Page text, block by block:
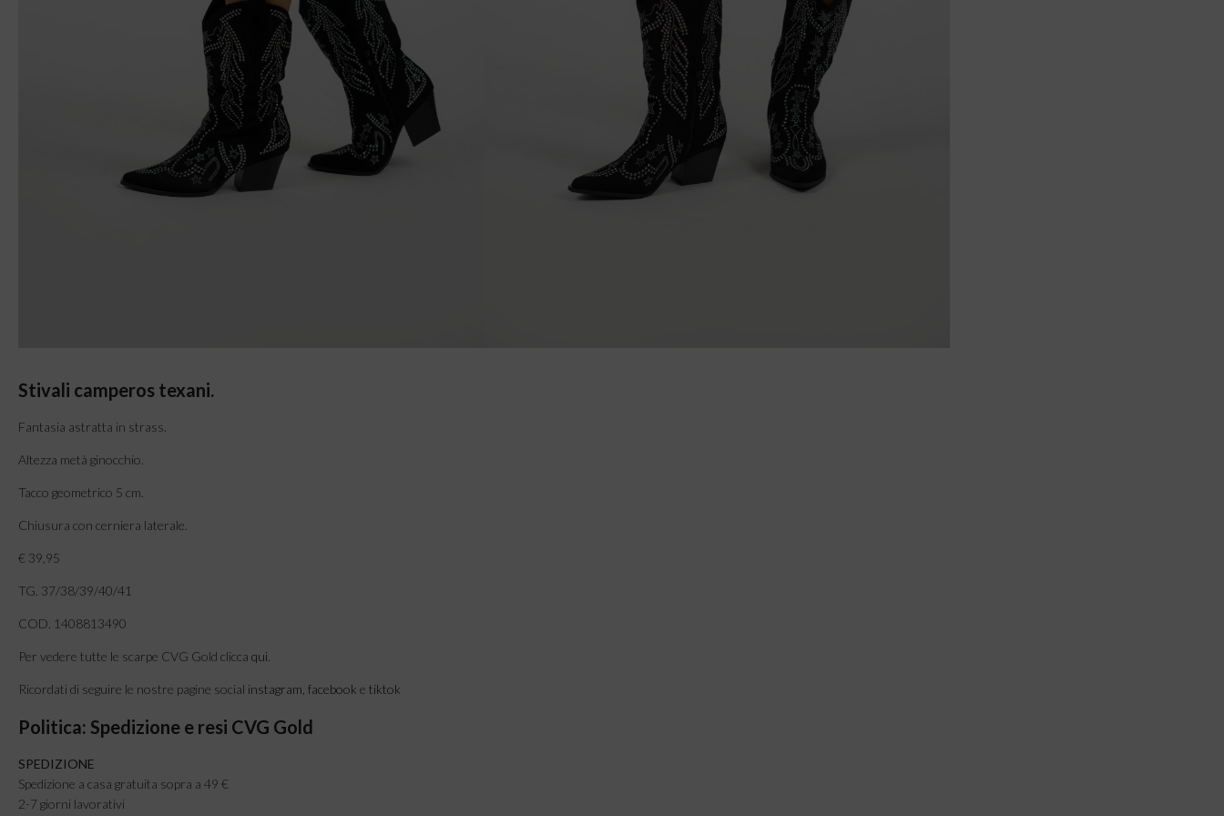
Stivali camperos texani.
Fantasia astratta in strass.
Altezza metà ginocchio.
Tacco geometrico 5 cm.
Chiusura con cerniera laterale.
€ 39,95
TG. 37/38/39/40/41
COD. 1408813490
Per vedere tutte le scarpe CVG Gold clicca qui.
Ricordati di seguire le nostre pagine social instagram, facebook e tiktok
Politica: Spedizione e resi CVG Gold
SPEDIZIONE
Spedizione a casa gratuita sopra a 49 €
2-7 giorni lavorativi